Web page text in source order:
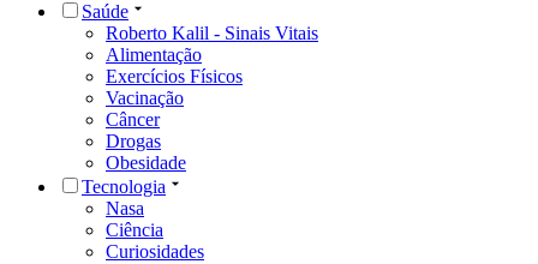
Saúde
Roberto Kalil - Sinais Vitais
Alimentação
Exercícios Físicos
Vacinação
Câncer
Drogas
Obesidade
Tecnologia
Nasa
Ciência
Curiosidades